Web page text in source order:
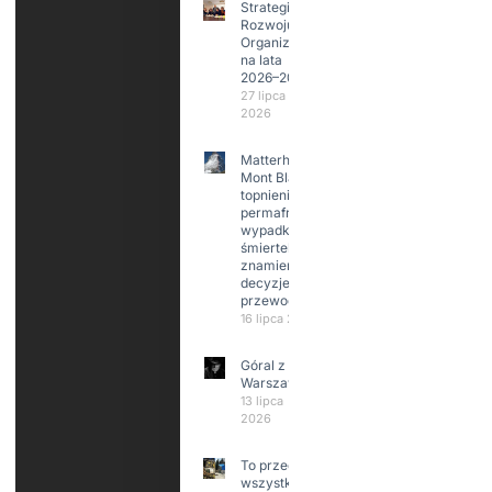
Strategia
Rozwoju
Organizacji
na lata
2026–2029
27 lipca
2026
Matterhorn i
Mont Blanc:
topnienie
permafrost,
wypadki
śmiertelne,
znamienne
decyzje
przewodników
16 lipca 2026
Góral z
Warszawy.
13 lipca
2026
To przede
wszystkim